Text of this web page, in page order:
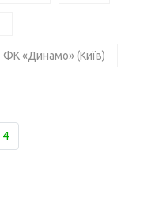
ФК «Динамо» (Київ)
4